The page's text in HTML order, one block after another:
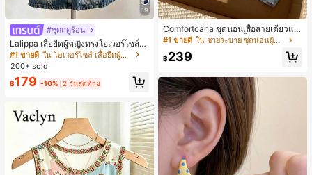
19
#ชุดฤดูร้อน
Lalippa เสื้อยืดผู้หญิงทรงโอเวอร์ไซส์ค
วามยาวกลาง คอกลม ไหล่ตก ลายพิมพ์
ตัวอักษรและลายทางแนวตั้ง สไตล์แฟชั่
นมินิมอล ของขวัญให้เพื่อน
#1 ขายดี
ใน โอเวอร์ไซส์ เสื้อยืดผู้หญิง
200+ sold
฿179 -10% 2 วันสุดท้าย
Comfortcana ชุดนอนเสื้อสายเดี่ยวแต่
งระบายและกางเกงขาสั้นสำหรับผู้หญิง
#1 ขายดี ใน ชายระบาย ชุดนอนผู้หญิง
฿239